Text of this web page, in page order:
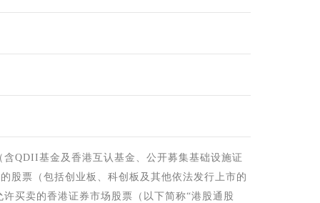
QDII基金及香港互认基金、公开募集基础设施证
股票（包括创业板、科创板及其他依法发行上市的
买卖的香港证券市场股票（以下简称“港股通股